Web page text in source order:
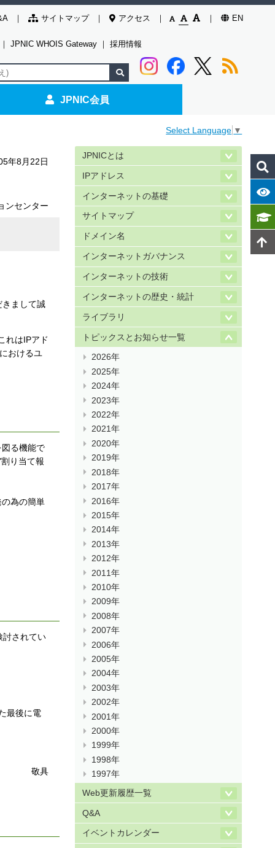
サイトマップ アクセス EN
｜ JPNIC WHOIS Gateway ｜ 採用情報
JPNIC会員
Select Language ▼
年8月22日
ンセンター
まして誠
れはIPアド
おけるユ
る機能で
り当て報
為の簡単
討されてい
最後に電
敬具
JPNICとは
IPアドレス
インターネットの基礎
サイトマップ
ドメイン名
インターネットガバナンス
インターネットの技術
インターネットの歴史・統計
ライブラリ
トピックスとお知らせ一覧
2026年
2025年
2024年
2023年
2022年
2021年
2020年
2019年
2018年
2017年
2016年
2015年
2014年
2013年
2012年
2011年
2010年
2009年
2008年
2007年
2006年
2005年
2004年
2003年
2002年
2001年
2000年
1999年
1998年
1997年
Web更新履歴一覧
Q&A
イベントカレンダー